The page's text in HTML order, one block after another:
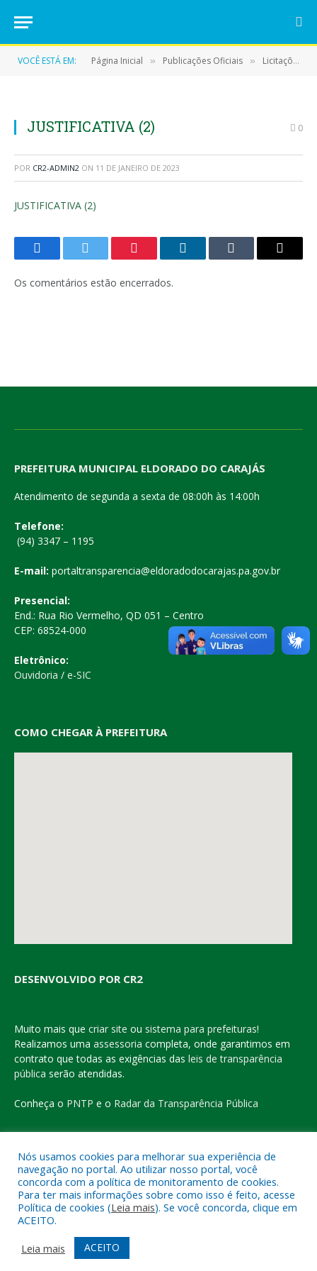
VOCÊ ESTÁ EM: Página Inicial » Publicações Oficiais » Licitações
JUSTIFICATIVA (2) 0
POR CR2-ADMIN2 ON 11 DE JANEIRO DE 2023
JUSTIFICATIVA (2)
FacebookTwitter Pinterest LinkedInTumblr
E-
Os comentários estão encerrados.
PREFEITURA MUNICIPAL ELDORADO DO CARAJÁS
Atendimento de segunda a sexta de 08:00h às 14:00h
Telefone:
(94) 3347 – 1195
E-mail: portaltransparencia@eldoradodocarajas.pa.gov.br
Presencial:
End.: Rua Rio Vermelho, QD 051 – Centro
CEP: 68524-000
Eletrônico:
Ouvidoria / e-SIC
COMO CHEGAR À PREFEITURA
DESENVOLVIDO POR CR2
Muito mais que criar site ou sistema para prefeituras!
Realizamos uma assessoria completa, onde garantimos em
contrato que todas as exigências das leis de transparência
pública serão atendidas.
Conheça o PNTP e o Radar da Transparência Pública
Todos os direitos reservados a Prefeitura Municipal de Eldorado
do Carajás
Mapa do Site
Acessar o Webmail
Nós usamos cookies para melhorar sua experiência de
navegação no portal. Ao utilizar nosso portal, você
concorda com a política de monitoramento de cookies.
Para ter mais informações sobre como isso é feito, acesse
Política de cookies (Leia mais). Se você concorda, clique em
ACEITO.
Leia mais
ACEITO